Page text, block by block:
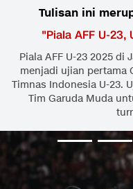
Tulisan ini
"Piala AFF U-23,
Piala AFF U-23 2025 di
menjadi ujian pertama
Timnas Indonesia U-23.
Tim Garuda Muda